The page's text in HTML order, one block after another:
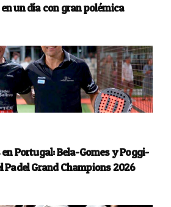
un día con gran polémica
Portugal: Bela-Gomes y Poggi-
Padel Grand Champions 2026